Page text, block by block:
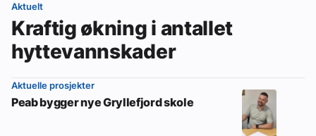
Aktuelt
Kraftig økning i antallet
hyttevannskader
Aktuelle prosjekter
Peab bygger nye Gryllefjord skole